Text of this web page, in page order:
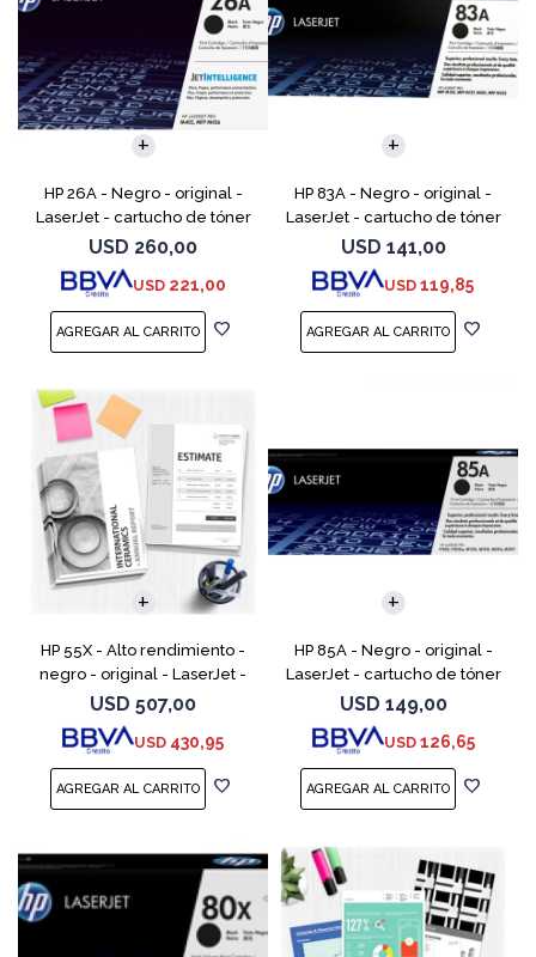
HP 26A - Negro - original -
LaserJet - cartucho de tóner
(CF226A) - para LaserJet Pro
M402, MFP M426
USD 260,00
USD 221,00
HP 83A - Negro - original -
LaserJet - cartucho de tóner
(CF283A) - para LaserJet Pro
M201, M202, MFP M125, MFP
M127, MFP M225
USD 141,00
USD 119,85
HP 55X - Alto rendimiento -
negro - original - LaserJet -
cartucho de tóner (CE255X) -
para LaserJet Enterprise MFP
M525; LaserJ
USD 507,00
USD 430,95
HP 85A - Negro - original -
LaserJet - cartucho de tóner
(CE285A) - para LaserJet Pro
M1132 MFP, M1212nf MFP,
M1217nfw MFP, P110
USD 149,00
USD 126,65